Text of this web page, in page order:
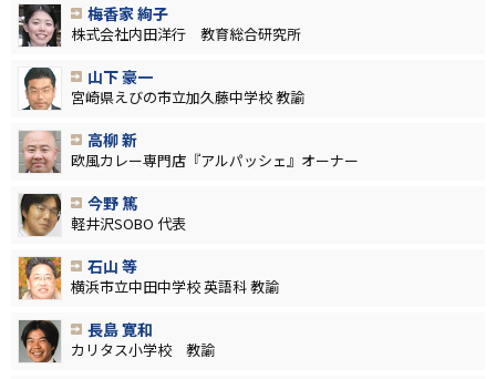
梅香家 絢子
株式会社内田洋行 教育総合研究所
山下 豪一
宮崎県えびの市立加久藤中学校 教諭
高柳 新
欧風カレー専門店『アルパッシェ』オーナー
今野 篤
軽井沢SOBO 代表
石山 等
横浜市立中田中学校 英語科 教諭
長島 寛和
カリタス小学校 教諭